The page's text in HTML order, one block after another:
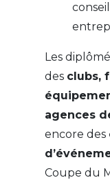
Les
des clubs,
agences
encore des
Coupe du